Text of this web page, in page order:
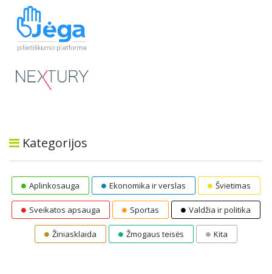
Kategorijos
Aplinkosauga Ekonomika ir verslas Švietimas
Sveikatos apsauga Sportas Valdžia ir politika
Žiniasklaida Žmogaus teisės Kita